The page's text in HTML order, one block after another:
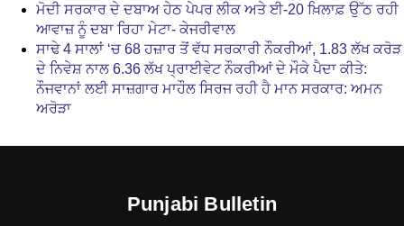
ਮੋਦੀ ਸਰਕਾਰ ਦੇ ਦਬਾਅ ਹੇਠ ਪੇਪਰ ਲੀਕ ਅਤੇ ਈ-20 ਖ਼ਿਲਾਫ਼ ਉੱਠ ਰਹੀ
ਆਵਾਜ਼ ਨੂੰ ਦਬਾ ਰਿਹਾ ਮੇਟਾ- ਕੇਜਰੀਵਾਲ
ਸਾਢੇ 4 ਸਾਲਾਂ ‘ਚ 68 ਹਜ਼ਾਰ ਤੋਂ ਵੱਧ ਸਰਕਾਰੀ ਨੌਕਰੀਆਂ, 1.83 ਲੱਖ ਕਰੋੜ
ਦੇ ਨਿਵੇਸ਼ ਨਾਲ 6.36 ਲੱਖ ਪ੍ਰਾਈਵੇਟ ਨੌਕਰੀਆਂ ਦੇ ਮੌਕੇ ਪੈਦਾ ਕੀਤੇ:
ਨੌਜਵਾਨਾਂ ਲਈ ਸਾਜ਼ਗਾਰ ਮਾਹੌਲ ਸਿਰਜ ਰਹੀ ਹੈ ਮਾਨ ਸਰਕਾਰ: ਅਮਨ
ਅਰੋੜਾ
Punjabi Bulletin